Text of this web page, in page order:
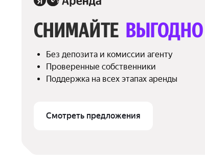
СНИМАЙТЕ ВЫГОДНО
Без депозита и комиссии агенту
Проверенные собственники
Поддержка на всех этапах аренды
Смотреть предложения